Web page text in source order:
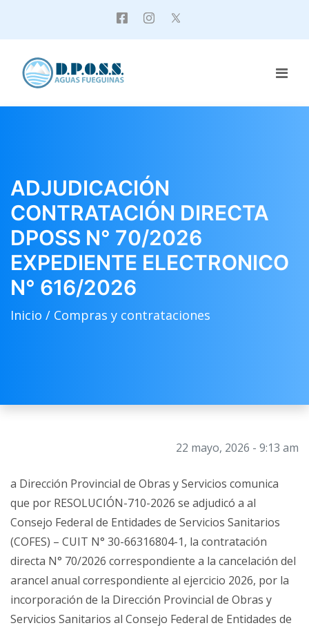
ADJUDICACIÓN
CONTRATACIÓN DIRECTA
DPOSS N° 70/2026
EXPEDIENTE ELECTRONICO
N° 616/2026
Inicio / Compras y contrataciones
22 mayo, 2026 - 9:13 am
a Dirección Provincial de Obras y Servicios comunica
que por RESOLUCIÓN-710-2026 se adjudicó a al
Consejo Federal de Entidades de Servicios Sanitarios
(COFES) – CUIT N° 30-66316804-1, la contratación
directa N° 70/2026 correspondiente a la cancelación del
arancel anual correspondiente al ejercicio 2026, por la
incorporación de la Dirección Provincial de Obras y
Servicios Sanitarios al Consejo Federal de Entidades de